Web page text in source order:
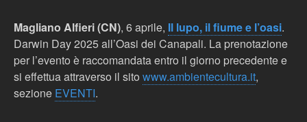
Magliano Alfieri (CN), 6 aprile, Il lupo, il fiume e l’oasi.
Darwin Day 2025 all’Oasi dei Canapali. La prenotazione
per l’evento è raccomandata entro il giorno precedente e
si effettua attraverso il sito www.ambientecultura.it,
sezione EVENTI.